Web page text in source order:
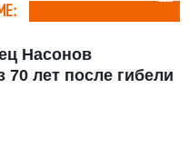
Насонов
70 лет после гибели